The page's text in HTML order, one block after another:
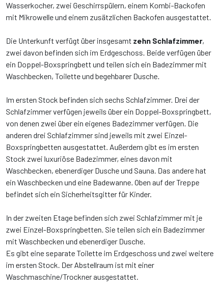
Wasserkocher, zwei Geschirrspülern, einem Kombi-Backofen
mit Mikrowelle und einem zusätzlichen Backofen ausgestattet.
Die Unterkunft verfügt über insgesamt zehn Schlafzimmer,
zwei davon befinden sich im Erdgeschoss. Beide verfügen über
ein Doppel-Boxspringbett und teilen sich ein Badezimmer mit
Waschbecken, Toilette und begehbarer Dusche.
Im ersten Stock befinden sich sechs Schlafzimmer. Drei der
Schlafzimmer verfügen jeweils über ein Doppel-Boxspringbett,
von denen zwei über ein eigenes Badezimmer verfügen. Die
anderen drei Schlafzimmer sind jeweils mit zwei Einzel-
Boxspringbetten ausgestattet. Außerdem gibt es im ersten
Stock zwei luxuriöse Badezimmer, eines davon mit
Waschbecken, ebenerdiger Dusche und Sauna. Das andere hat
ein Waschbecken und eine Badewanne. Oben auf der Treppe
befindet sich ein Sicherheitsgitter für Kinder.
In der zweiten Etage befinden sich zwei Schlafzimmer mit je
zwei Einzel-Boxspringbetten. Sie teilen sich ein Badezimmer
mit Waschbecken und ebenerdiger Dusche.
Es gibt eine separate Toilette im Erdgeschoss und zwei weitere
im ersten Stock. Der Abstellraum ist mit einer
Waschmaschine/Trockner ausgestattet.